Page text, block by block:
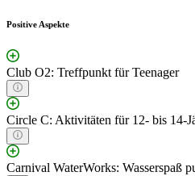
Positive Aspekte
Club O2: Treffpunkt für Teenager
Circle C: Aktivitäten für 12- bis 14-
Carnival WaterWorks: Wasserspaß